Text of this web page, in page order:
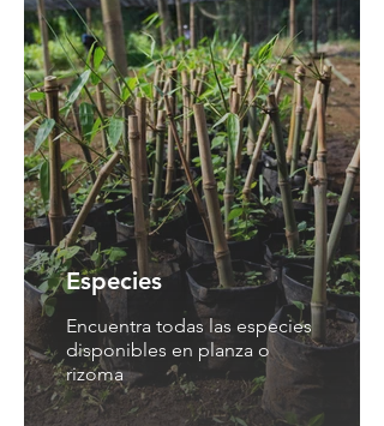
Especies
Encuentra todas las especies
disponibles en planza o
rizoma